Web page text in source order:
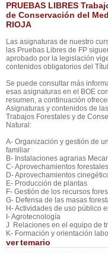
PRUEBAS LIBRES
de Conservación del
RIOJA
Las asignaturas de nuestro
las Pruebas Libres de FP
aprobado por la legislación
contenidos obligatorios del
Se puede consultar más
esas asignaturas en el BOE
resumen, a continuación
Asignaturas y contenidos de
Trabajos Forestales y de
Natural:
A- Organización y gestión de
familiar
B- Instalaciones agrarias
C- Aprovechamientos forestales
D- Aprovechamientos
E- Producción de plantas
F- Gestión de los recursos
G- Defensa de las masas
H- Actividades de uso público
I- Agrotecnología
J Relaciones en el equipo de
K- Formación y orientación
vertemario